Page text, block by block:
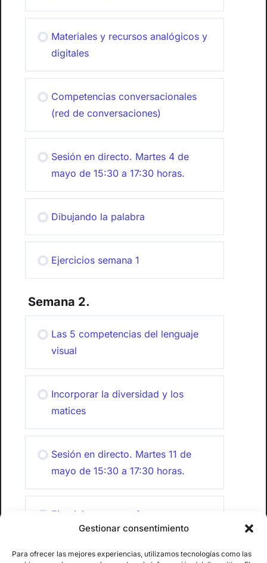
Gestionar consentimiento
Para ofrecer las mejores experiencias, utilizamos tecnologías como las
Materiales y recursos analógicos y
digitales
Competencias conversacionales
(red de conversaciones)
Sesión en directo. Martes 4 de
mayo de 15:30 a 17:30 horas.
Dibujando la palabra
Ejercicios semana 1
Semana 2.
Las 5 competencias del lenguaje
visual
Incorporar la diversidad y los
matices
Sesión en directo. Martes 11 de
mayo de 15:30 a 17:30 horas.
Ejercicios semana 2
Foro semana 2